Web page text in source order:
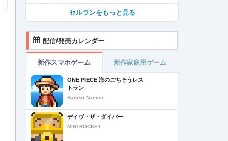
セルランをもっと見る
配信/発売カレンダー
新作スマホゲーム 新作家庭用ゲーム
ONE PIECE 海のごちそうレス
トラン
Bandai Namco
デイヴ・ザ・ダイバー
MINTROCKET